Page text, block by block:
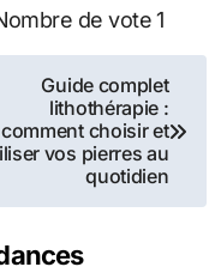
de vote1
Guide complet
lithothérapie :
comment choisir et
vos pierres au
quotidien